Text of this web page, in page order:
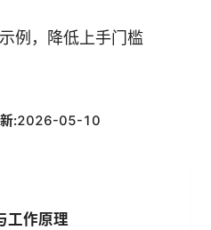
例，降低上手门槛
:2026-05-10
工作原理